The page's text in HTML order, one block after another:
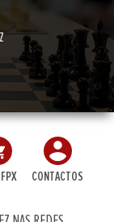
CONTACTOS